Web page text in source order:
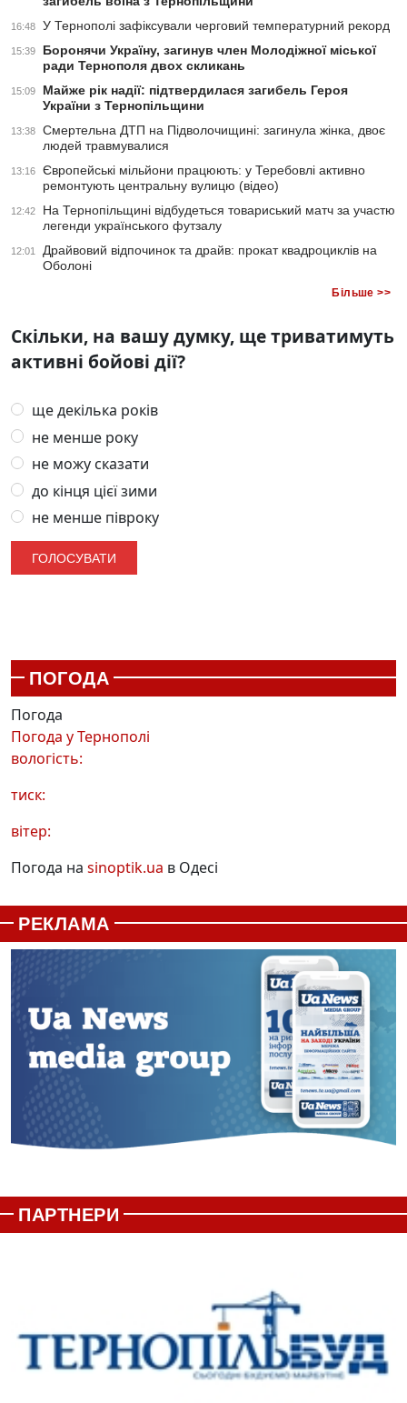
16:48 У Тернополі зафіксували черговий температурний рекорд
15:39
Боронячи Україну, загинув член Молодіжної міської
ради Тернополя двох скликань
15:09
Майже рік надії: підтвердилася загибель Героя
України з Тернопільщини
13:38
Смертельна ДТП на Підволочищині: загинула жінка, двоє
людей травмувалися
13:16
Європейські мільйони працюють: у Теребовлі активно
ремонтують центральну вулицю (відео)
12:42
На Тернопільщині відбудеться товариський матч за участю
легенди українського футзалу
12:01
Драйвовий відпочинок та драйв: прокат квадроциклів на
Оболоні
Більше >>
Скільки, на вашу думку, ще триватимуть
активні бойові дії?
ще декілька років
не менше року
не можу сказати
до кінця цієї зими
не менше півроку
ПОГОДА
Погода
Погода уТернополі
вологість:
тиск:
вітер:
Погода на sinoptik.ua в Одесі
РЕКЛАМА
ПАРТНЕРИ